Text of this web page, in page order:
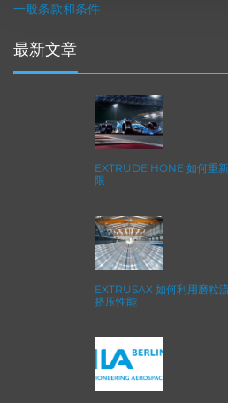
一般条款和条件
最新文章
EXTRUDE HONE 如何重
限
EXTRUSAX 如何利用磨粒
挤压性能